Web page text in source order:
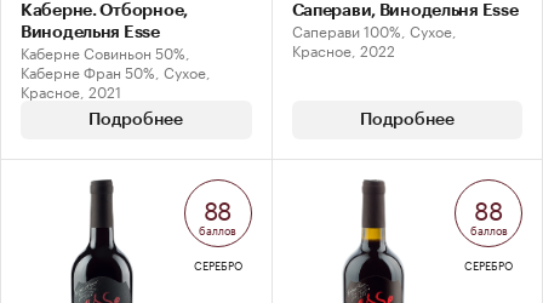
Каберне. Отборное,
Винодельня Esse
Каберне Совиньон 50%,
Каберне Фран 50%, Сухое,
Красное, 2021
Подробнее
Саперави, Винодельня Esse
Саперави 100%, Сухое,
Красное, 2022
Подробнее
88
баллов
СЕРЕБРО
88
баллов
СЕРЕБРО